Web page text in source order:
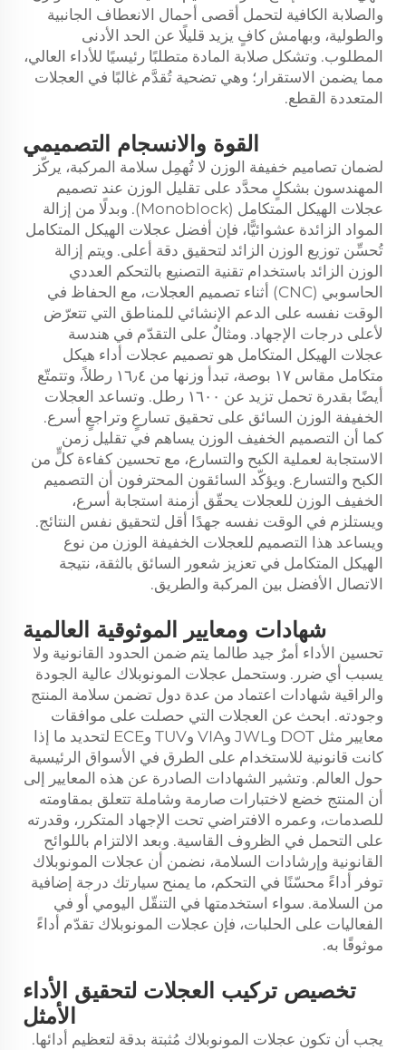
والصلابة الكافية لتحمل أقصى أحمال الانعطاف الجانبية
والطولية، وبهامش كافٍ يزيد قليلًا عن الحد الأدنى
المطلوب. وتشكل صلابة المادة متطلبًا رئيسيًا للأداء العالي،
مما يضمن الاستقرار؛ وهي تضحية تُقدَّم غالبًا في العجلات
المتعددة القطع.
القوة والانسجام التصميمي
لضمان تصاميم خفيفة الوزن لا تُهمِل سلامة المركبة، يركّز
المهندسون بشكلٍ محدَّد على تقليل الوزن عند تصميم
عجلات الهيكل المتكامل (Monoblock). وبدلًا من إزالة
المواد الزائدة عشوائيًّا، فإن أفضل عجلات الهيكل المتكامل
تُحسِّن توزيع الوزن الزائد لتحقيق دقة أعلى. ويتم إزالة
الوزن الزائد باستخدام تقنية التصنيع بالتحكم العددي
الحاسوبي (CNC) أثناء تصميم العجلات، مع الحفاظ في
الوقت نفسه على الدعم الإنشائي للمناطق التي تتعرّض
لأعلى درجات الإجهاد. ومثالٌ على التقدّم في هندسة
عجلات الهيكل المتكامل هو تصميم عجلات أداء هيكل
متكامل مقاس ١٧ بوصة، تبدأ وزنها من ١٦٫٤ رطلاً، وتتمتّع
أيضًا بقدرة تحمل تزيد عن ١٦٠٠ رطل. وتساعد العجلات
الخفيفة الوزن السائق على تحقيق تسارعٍ وتراجعٍ أسرع.
كما أن التصميم الخفيف الوزن يساهم في تقليل زمن
الاستجابة لعملية الكبح والتسارع، مع تحسين كفاءة كلٍّ من
الكبح والتسارع. ويؤكّد السائقون المحترفون أن التصميم
الخفيف الوزن للعجلات يحقّق أزمنة استجابة أسرع،
ويستلزم في الوقت نفسه جهدًا أقل لتحقيق نفس النتائج.
ويساعد هذا التصميم للعجلات الخفيفة الوزن من نوع
الهيكل المتكامل في تعزيز شعور السائق بالثقة، نتيجة
الاتصال الأفضل بين المركبة والطريق.
شهادات ومعايير الموثوقية العالمية
تحسين الأداء أمرٌ جيد طالما يتم ضمن الحدود القانونية ولا
يسبب أي ضرر. وستحمل عجلات المونوبلاك عالية الجودة
والراقية شهادات اعتماد من عدة دول تضمن سلامة المنتج
وجودته. ابحث عن العجلات التي حصلت على موافقات
معايير مثل DOT وJWL وVIA وTUV وECE لتحديد ما إذا
كانت قانونية للاستخدام على الطرق في الأسواق الرئيسية
حول العالم. وتشير الشهادات الصادرة عن هذه المعايير إلى
أن المنتج خضع لاختبارات صارمة وشاملة تتعلق بمقاومته
للصدمات، وعمره الافتراضي تحت الإجهاد المتكرر، وقدرته
على التحمل في الظروف القاسية. وبعد الالتزام باللوائح
القانونية وإرشادات السلامة، نضمن أن عجلات المونوبلاك
توفر أداءً محسّنًا في التحكم، ما يمنح سيارتك درجة إضافية
من السلامة. سواء استخدمتها في التنقّل اليومي أو في
الفعاليات على الحلبات، فإن عجلات المونوبلاك تقدّم أداءً
موثوقًا به.
تخصيص تركيب العجلات لتحقيق الأداء
الأمثل
يجب أن تكون عجلات المونوبلاك مُثبتة بدقة لتعظيم أدائها.